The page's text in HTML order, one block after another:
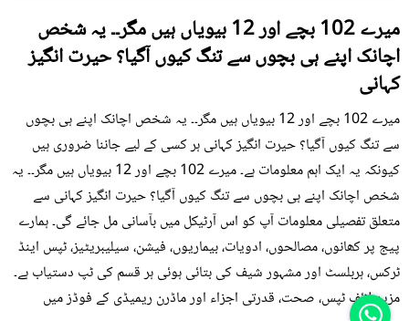
میرے 102 بچے اور 12 بیویاں ہیں مگر۔۔ یہ شخص
اچانک اپنے ہی بچوں سے تنگ کیوں آگیا؟ حیرت انگیز
کہانی
میرے 102 بچے اور 12 بیویاں ہیں مگر۔۔ یہ شخص اچانک اپنے ہی بچوں
سے تنگ کیوں آگیا؟ حیرت انگیز کہانی ہر کسی کے لیے جاننا ضروری ہیں
کیونکہ یہ ایک اہم معلومات ہے۔ میرے 102 بچے اور 12 بیویاں ہیں مگر۔۔ یہ
شخص اچانک اپنے ہی بچوں سے تنگ کیوں آگیا؟ حیرت انگیز کہانی سے
متعلق تفصیلی معلومات آپ کو اس آرٹیکل میں بآسانی مل جائے گی۔ ہمارے
پیج پر کھانوں، مصالحوں، ادویات، بیماریوں، فیشن، سیلیبریٹیز، ٹپس اینڈ
ٹرکس، ہربلسٹ اور مشہور شیف کی بتائی ہوئی ہر قسم کی ٹپ دستیاب ہے۔
مزید لائف ٹپس، صحت، قدرتی اجزاء اور ماڈرن ریمیڈی کے فوڈز میں